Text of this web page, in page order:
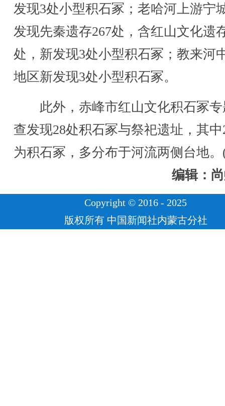
发现3处小型积石冢；老哈河上游宁
发现先秦遗存267处，含红山文化遗
处，新发现3处小型积石冢；教来河
地区新发现3处小型积石冢。
此外，赤峰市红山文化积石冢专
查发现28处积石冢与祭祀遗址，其中
为积石冢，多分布于河流两侧台地
编辑：
Copyright © 2016 - 2025
版权所有 中国新闻社内蒙古分社